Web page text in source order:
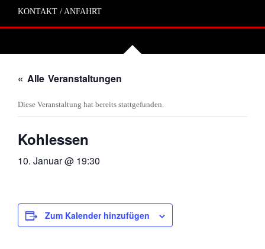
KONTAKT / ANFAHRT
« Alle Veranstaltungen
Diese Veranstaltung hat bereits stattgefunden.
Kohlessen
10. Januar @ 19:30
Zum Kalender hinzufügen